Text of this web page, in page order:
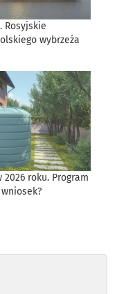
Rosyjskie
wybrzeża
2026 roku. Program